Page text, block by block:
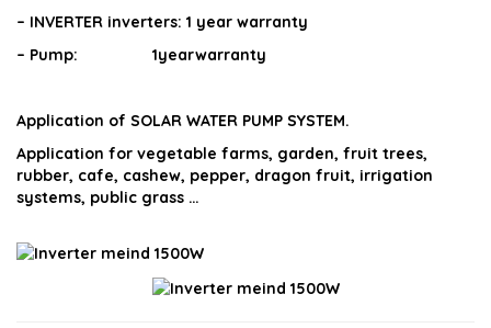
– INVERTER inverters: 1 year warranty
– Pump: 1yearwarranty
Application of SOLAR WATER PUMP SYSTEM.
Application for vegetable farms, garden, fruit trees,
rubber, cafe, cashew, pepper, dragon fruit, irrigation
systems, public grass …